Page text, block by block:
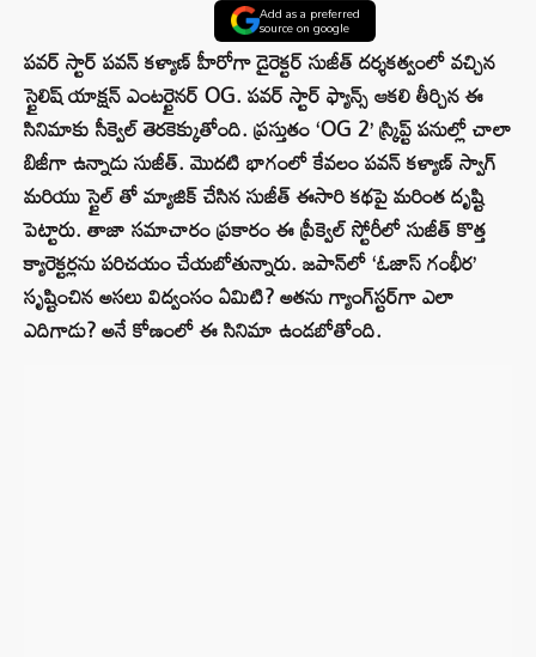
Add as a preferred
source on google
పవర్ స్టార్ పవన్ కళ్యాణ్ హీరోగా డైరెక్టర్ సుజీత్ దర్శకత్వంలో వచ్చిన
స్టైలిష్ యాక్షన్ ఎంటర్టైనర్ OG. పవర్ స్టార్ ఫ్యాన్స్ ఆకలి తీర్చిన ఈ
సినిమాకు సీక్వెల్ తెరకెక్కుతోంది. ప్రస్తుతం ‘OG 2’ స్క్రిప్ట్ పనుల్లో చాలా
బిజీగా ఉన్నాడు సుజీత్.మొదటి భాగంలో కేవలం పవన్ కళ్యాణ్ స్వాగ్
మరియు స్టైల్ తో మ్యాజిక్ చేసిన సుజీత్ ఈసారి కథపై మరింత దృష్టి
పెట్టారు. తాజా సమాచారం ప్రకారం ఈ ప్రీక్వెల్ స్టోరీలో సుజీత్ కొత్త
క్యారెక్టర్లను పరిచయం చేయబోతున్నారు. జపాన్‌లో ‘ఓజాస్ గంభీర’
సృష్టించిన అసలు విద్వంసం ఏమిటి? అతను గ్యాంగ్‌స్టర్‌గా ఎలా
ఎదిగాడు? అనే కోణంలో ఈ సినిమా ఉండబోతోంది.